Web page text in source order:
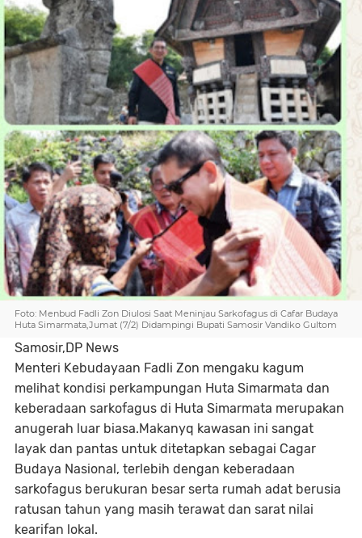
Foto: Menbud Fadli Zon Diulosi Saat Meninjau Sarkofagus di Cafar Budaya
Huta Simarmata,Jumat (7/2) Didampingi Bupati Samosir Vandiko Gultom
Samosir,DP News
Menteri Kebudayaan Fadli Zon mengaku kagum
melihat kondisi perkampungan Huta Simarmata dan
keberadaan sarkofagus di Huta Simarmata merupakan
anugerah luar biasa.Makanyq kawasan ini sangat
layak dan pantas untuk ditetapkan sebagai Cagar
Budaya Nasional, terlebih dengan keberadaan
sarkofagus berukuran besar serta rumah adat berusia
ratusan tahun yang masih terawat dan sarat nilai
kearifan lokal.